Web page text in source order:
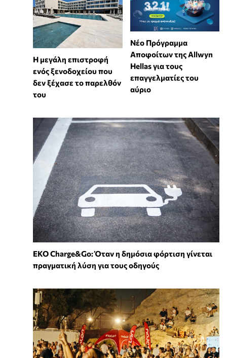
Η μεγάλη επιστροφή
ενός ξενοδοχείου που
δεν ξέχασε το παρελθόν
του
Νέο Πρόγραμμα
Αποφοίτων της Allwyn
Hellas για τους
επαγγελματίες του
αύριο
EKO Charge&Go: Όταν η δημόσια φόρτιση γίνεται
πραγματική λύση για τους οδηγούς